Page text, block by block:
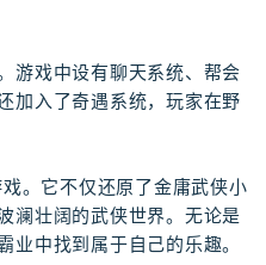
游戏中设有聊天系统、帮会
加入了奇遇系统，玩家在野
。它不仅还原了金庸武侠小
澜壮阔的武侠世界。无论是
中找到属于自己的乐趣。